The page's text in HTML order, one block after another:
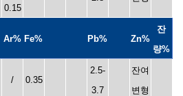
0.15
Ar% Fe% Pb% Zn%
잔
량%
/ 0.35
2.5-
3.7
잔여
변형